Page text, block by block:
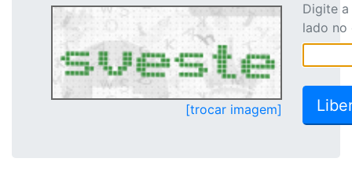
[trocar imagem]
Digite
lado no